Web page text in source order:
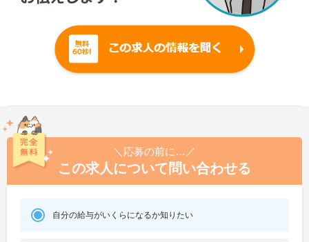
＼応募の前に…／
この求人について問い合わせる
自分の給与がいくらになるか知りたい